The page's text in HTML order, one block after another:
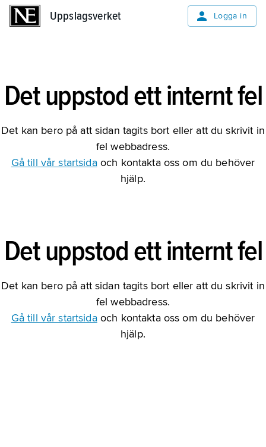
Uppslagsverket Logga in
Det uppstod ett internt fel
Det kan bero på att sidan tagits bort eller att du skrivit in
fel webbadress.
Gå till vår startsidaoch kontakta oss om du behöver
hjälp.
Det uppstod ett internt fel
Det kan bero på att sidan tagits bort eller att du skrivit in
fel webbadress.
Gå till vår startsidaoch kontakta oss om du behöver
hjälp.